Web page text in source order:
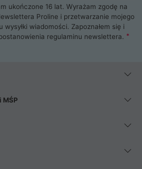
ukończone 16 lat. Wyrażam zgodę na
Proline i przetwarzanie mojego
wiadomości. Zapoznałem się i
regulaminu newslettera.
MŚP